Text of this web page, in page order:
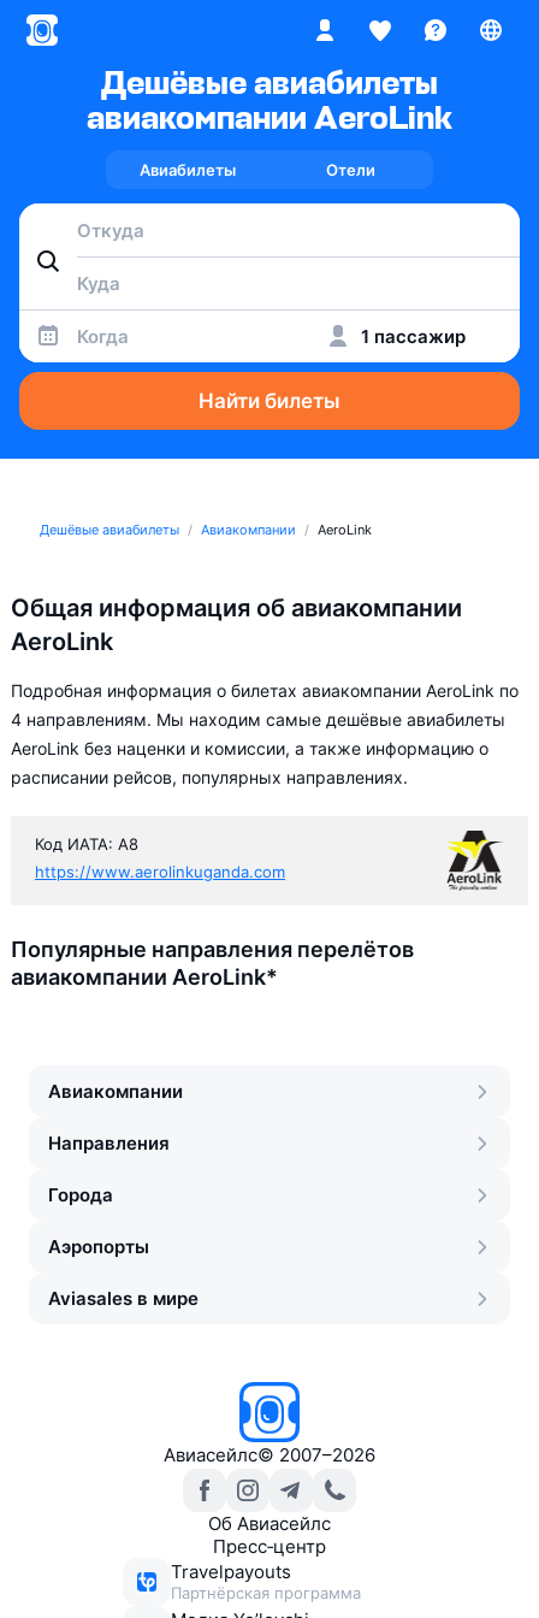
Дешёвые авиабилеты
авиакомпании AeroLink
Авиабилеты Отели
Когда 1 пассажир
Найти билеты
Дешёвые авиабилеты Авиакомпании AeroLink
Общая информация об авиакомпании
AeroLink
Подробная информация о билетах авиакомпании AeroLink по
4 направлениям. Мы находим самые дешёвые авиабилеты
AeroLink без наценки и комиссии, а также информацию о
расписании рейсов, популярных направлениях.
Код ИАТА: A8
https://www.aerolinkuganda.com
Популярные направления перелётов
авиакомпании AeroLink*
Авиакомпании
Направления
Города
Аэропорты
Aviasales в мире
Авиасейлс© 2007–2026
Об Авиасейлс
Пресс‑центр
Travelpayouts
Партнёрская программа